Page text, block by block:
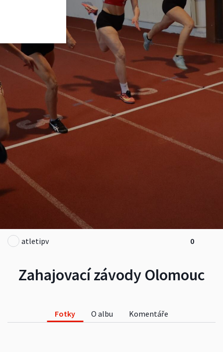
Zahajovací závody Olomouc
atletipv 0
Fotky O albu Komentáře